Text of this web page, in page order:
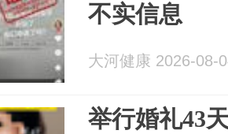
不实信息
大河健康 2026-08-
举行婚礼43